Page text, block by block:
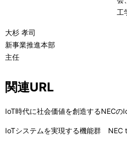
工
大杉 孝司
新事業推進本部
主任
関連URL
IoT時代に社会価値を創造するNECの
IoTシステムを実現する機能群 NEC